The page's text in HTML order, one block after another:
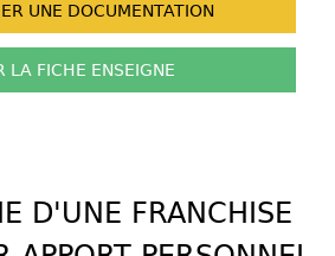
UNE DOCUMENTATION
LA FICHE ENSEIGNE
D'UNE FRANCHISE